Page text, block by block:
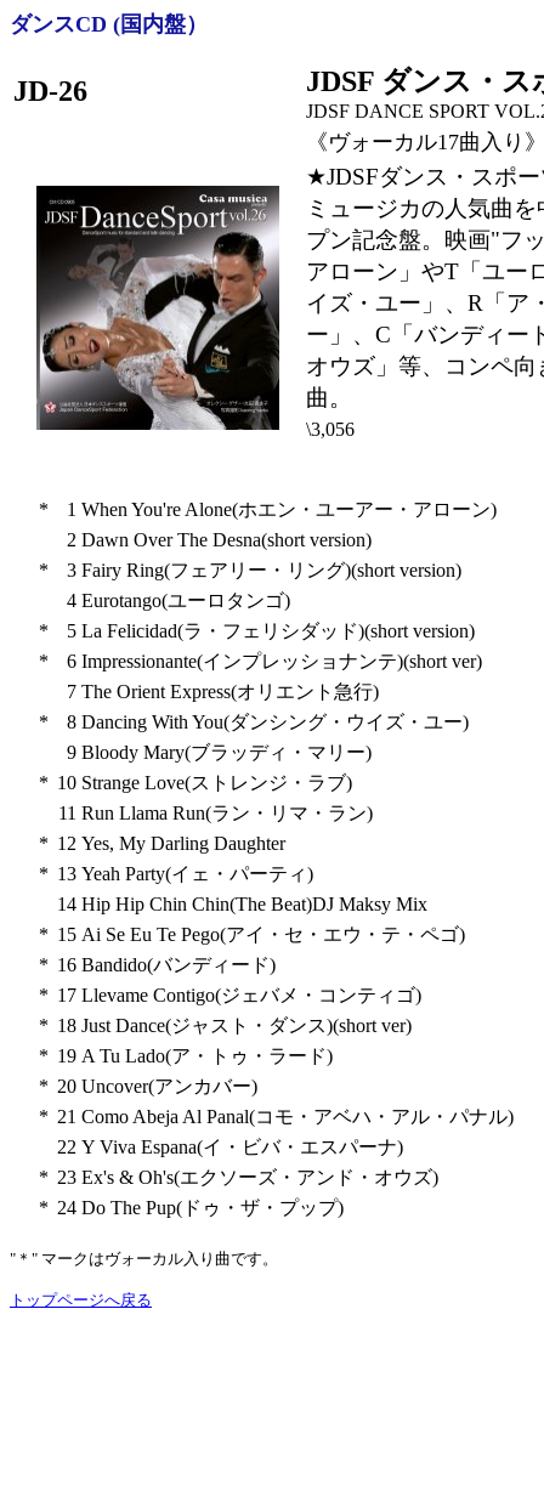
ダンスCD (国内盤）
JD-26 JDSF ダンス・ス
JDSF DANCE SPORT
《ヴォーカル17曲入り
★JDSFダンス・スポ
ミュージカの人気曲
プン記念盤。映画"フ
アローン」やT「ユー
イズ・ユー」、R「ア
ー」、C「バンディー
オウズ」等、コンペ
曲。
\3,056
* 1 When You're Alone(ホエン・ユーアー・アローン)
2 Dawn Over The Desna(short version)
*
3 Fairy Ring(フェアリー・リング)(short version)
4 Eurotango(ユーロタンゴ)
*
5 La Felicidad(ラ・フェリシダッド)(short version)
*
6 Impressionante(インプレッショナンテ)(short ver)
7 The Orient Express(オリエント急行)
*
8 Dancing With You(ダンシング・ウイズ・ユー)
9 Bloody Mary(ブラッディ・マリー)
* 10 Strange Love(ストレンジ・ラブ)
11 Run Llama Run(ラン・リマ・ラン)
* 12 Yes, My Darling Daughter
* 13 Yeah Party(イェ・パーティ)
14 Hip Hip Chin Chin(The Beat)DJ Maksy Mix
* 15 Ai Se Eu Te Pego(アイ・セ・エウ・テ・ペゴ)
* 16 Bandido(バンディード)
* 17 Llevame Contigo(ジェバメ・コンティゴ)
* 18 Just Dance(ジャスト・ダンス)(short ver)
* 19 A Tu Lado(ア・トゥ・ラード)
* 20 Uncover(アンカバー)
* 21 Como Abeja Al Panal(コモ・アベハ・アル・パナル)
22 Y Viva Espana(イ・ビバ・エスパーナ)
* 23 Ex's & Oh's(エクソーズ・アンド・オウズ)
* 24 Do The Pup(ドゥ・ザ・プップ)
"＊" マークはヴォーカル入り曲です。
トップページへ戻る